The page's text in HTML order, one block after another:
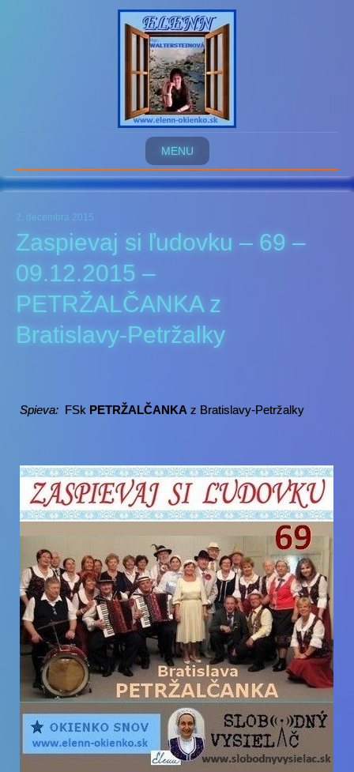
MENU
2. decembra 2015
Zaspievaj si ľudovku – 69 –
09.12.2015 –
PETRŽALČANKA z
Bratislavy-Petržalky
Spieva: FSk PETRŽALČANKA z Bratislavy-Petržalky